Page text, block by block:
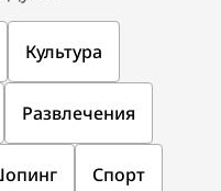
Культура
Развлечения
Спорт